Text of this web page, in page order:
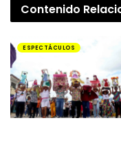
Contenido
ESPECTÁCULOS